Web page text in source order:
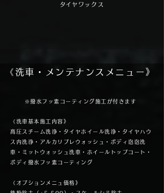
​タイヤワックス
​《洗車・メンテナンスメニュー》
​※撥水フッ素コーティング施工が付きます​
​《洗車基本施工内容》
高圧スチーム洗浄・タイヤホイール洗浄・タイヤハウ
ス内洗浄・アルカリプレウォッシュ・ボディ泡泡洗
車・ミットウォッシュ洗車・ホイールトップコート・
ボディ撥水フッ素コーティング
《オプションメニュ価格》